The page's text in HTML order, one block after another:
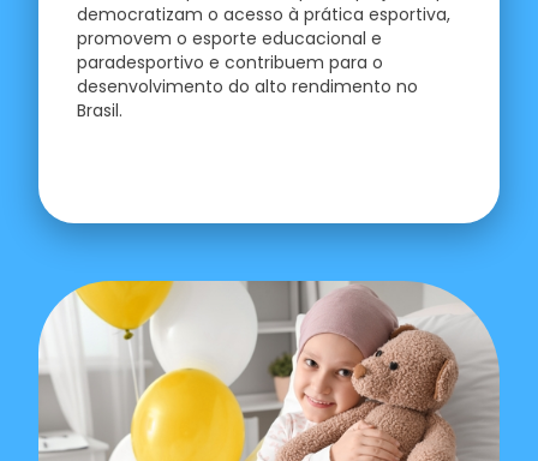
democratizam o acesso à prática esportiva,
promovem o esporte educacional e
paradesportivo e contribuem para o
desenvolvimento do alto rendimento no
Brasil.